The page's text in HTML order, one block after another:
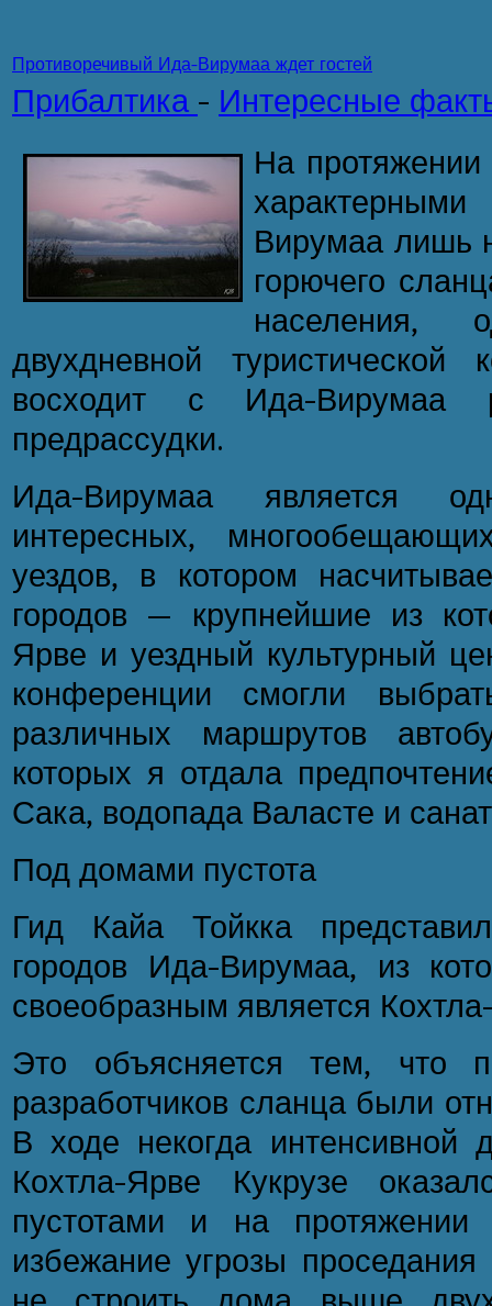
Противоречивый Ида-Вирумаа ждет гостей
Прибалтика - Интересные
На протяжении
Вирумаа лишь
горючего
населения,
двухдневной туристической
восходит с Ида-Вирумаа
предрассудки.
Ида-Вирумаа является
интересных,
уездов, в котором
городов — крупнейшие из
Ярве и уездный культурный
конференции смогли
различных маршрутов
которых я отдала
Сака, водопада Валасте и
Под домами пустота
Гид Кайа Тойкка
городов Ида-Вирумаа, из
своеобразным является
Это объясняется тем, что
разработчиков сланца были
В ходе некогда интенсивной
Кохтла-Ярве Кукрузе
пустотами и на протяжении
избежание угрозы